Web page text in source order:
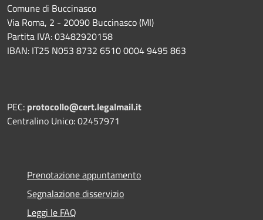
Comune di Buccinasco
Via Roma, 2 - 20090 Buccinasco (MI)
Partita IVA: 03482920158
IBAN: IT25 N053 8732 6510 0004 9495 863
PEC: protocollo@cert.legalmail.it
Centralino Unico: 02457971
Prenotazione appuntamento
Segnalazione disservizio
Leggi le FAQ